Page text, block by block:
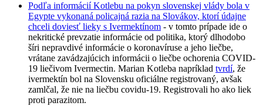
Podľa informácií Kotlebu na pokyn slovenskej vlády bola v
Egypte vykonaná policajná razia na Slovákov, ktorí údajne
chceli doviesť lieky s Ivermektínom - v tomto prípade ide o
nekritické prevzatie informácie od politika, ktorý dlhodobo
šíri nepravdivé informácie o koronavíruse a jeho liečbe,
vrátane zavádzajúcich informácii o liečbe ochorenia COVID-
19 liečivom Ivermectin. Marian Kotleba napríklad tvrdí, že
ivermektín bol na Slovensku oficiálne registrovaný, avšak
zamlčal, že nie na liečbu covidu-19. Registrovali ho ako liek
proti parazitom.